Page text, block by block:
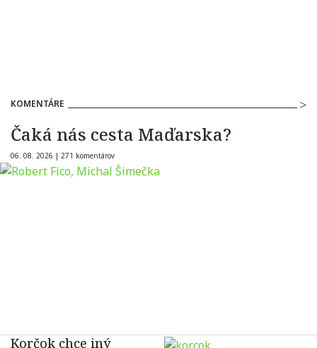
KOMENTÁRE
Čaká nás cesta Maďarska?
06. 08. 2026 | 271 komentárov
Korčok chce iný